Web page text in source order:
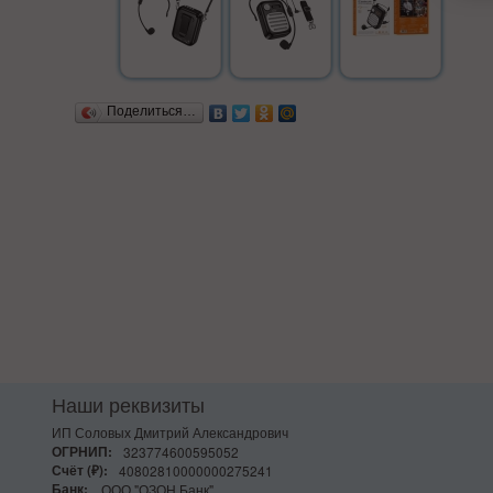
Поделиться…
Наши реквизиты
ИП Соловых Дмитрий Александрович
ОГРНИП:
323774600595052
Счёт (₽):
40802810000000275241
Банк:
ООО "ОЗОН Банк"